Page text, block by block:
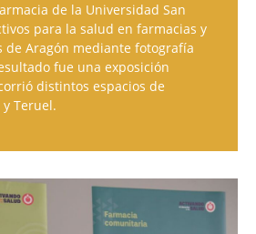
de la Universidad San
para la salud en farmacias y
de Aragón mediante fotografía
fue una exposición
distintos espacios de
y Teruel.